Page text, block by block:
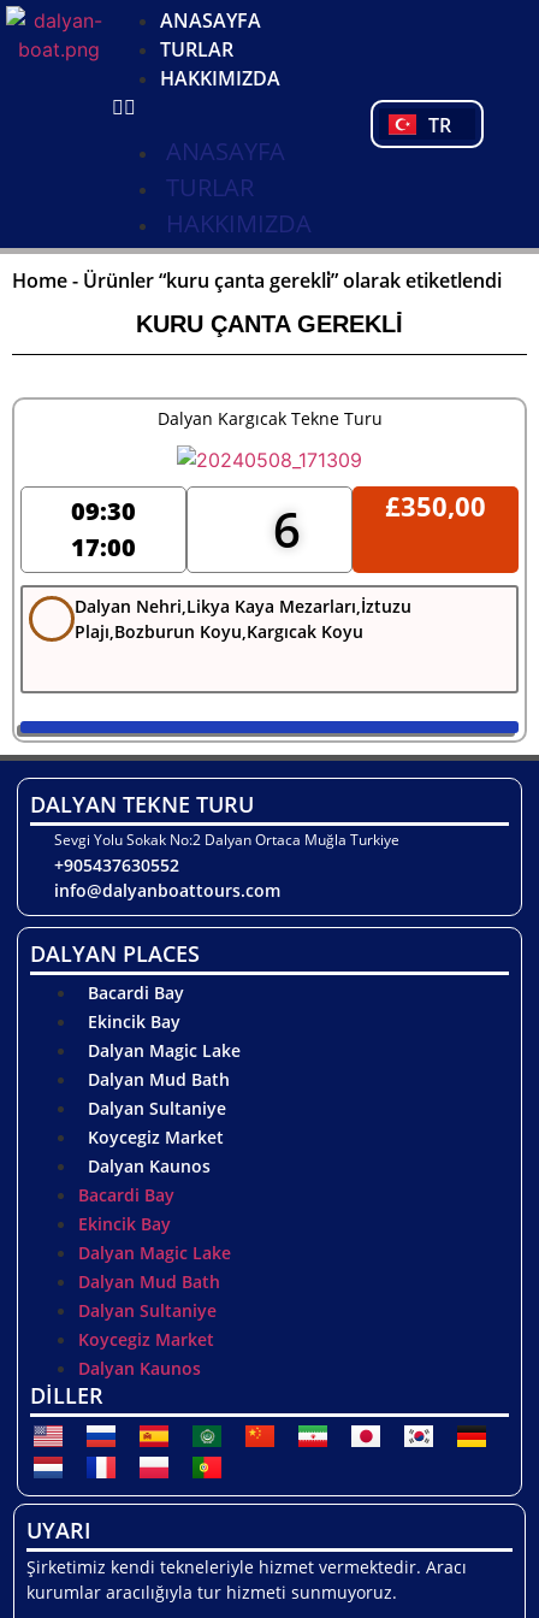
ANASAYFA
TURLAR
HAKKIMIZDA
ANASAYFA
TURLAR
HAKKIMIZDA
TR
PL
PT
Home- Ürünler “kuru çanta gerekli̇” olarak etiketlendi
KURU ÇANTA GEREKLİ
Dalyan Kargıcak Tekne Turu
09:30
17:00
6 £350,00
Dalyan Nehri,Likya Kaya Mezarları,İztuzu
Plajı,Bozburun Koyu,Kargıcak Koyu
DALYAN TEKNE TURU
Sevgi Yolu Sokak No:2 Dalyan Ortaca Muğla Turkiye
+905437630552
info@dalyanboattours.com
DALYAN PLACES
Bacardi Bay
Ekincik Bay
Dalyan Magic Lake
Dalyan Mud Bath
Dalyan Sultaniye
Koycegiz Market
Dalyan Kaunos
Bacardi Bay
Ekincik Bay
Dalyan Magic Lake
Dalyan Mud Bath
Dalyan Sultaniye
Koycegiz Market
Dalyan Kaunos
DİLLER
UYARI
Şirketimiz kendi tekneleriyle hizmet vermektedir. Aracı
kurumlar aracılığıyla tur hizmeti sunmuyoruz.